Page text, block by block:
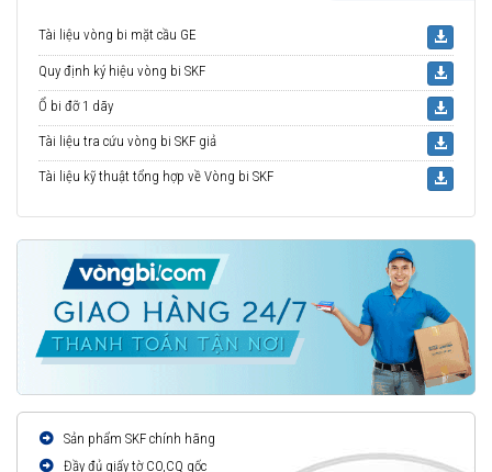
Tài liệu vòng bi mặt cầu GE
Quy định ký hiệu vòng bi SKF
Ổ bi đỡ 1 dãy
Tài liệu tra cứu vòng bi SKF giả
Tài liệu kỹ thuật tổng hợp về Vòng bi SKF
Sản phẩm SKF chính hãng
Đầy đủ giấy tờ CO,CQ gốc